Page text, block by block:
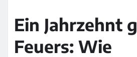
Ein Jahrzehnt
Feuers: Wie